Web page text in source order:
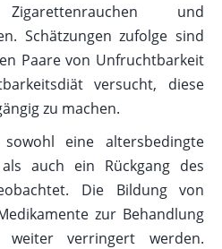
Zigarettenrauchen und
Schätzungen zufolge sind
Paare von Unfruchtbarkeit
versucht, diese
zu machen.
eine altersbedingte
auch ein Rückgang des
Die Bildung von
zur Behandlung
weiter verringert werden.